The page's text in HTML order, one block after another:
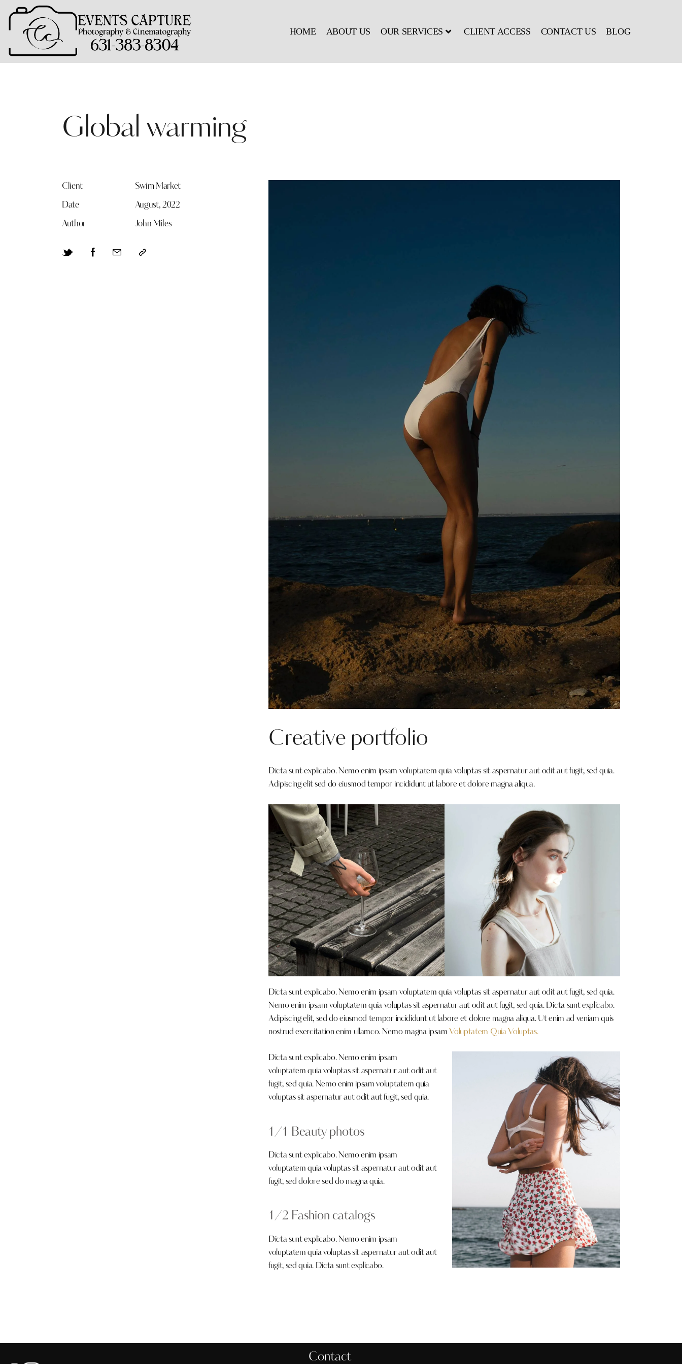
HOME ABOUT US OUR SERVICES CLIENT ACCESS CONTACT US BLOG
Global warming
Client Swim Market
Date August, 2022
Author John Miles
Creative portfolio
Dicta sunt explicabo. Nemo enim ipsam voluptatem quia voluptas sit aspernatur aut odit aut fugit, sed quia.
Adipiscing elit sed do eiusmod tempor incididunt ut labore et dolore magna aliqua.
Dicta sunt explicabo. Nemo enim ipsam voluptatem quia voluptas sit aspernatur aut odit aut fugit, sed quia.
Nemo enim ipsam voluptatem quia voluptas sit aspernatur aut odit aut fugit, sed quia. Dicta sunt explicabo.
Adipiscing elit, sed do eiusmod tempor incididunt ut labore et dolore magna aliqua. Ut enim ad veniam quis
nostrud exercitation enim ullamco. Nemo magna ipsam Voluptatem Quia Voluptas.
Dicta sunt explicabo. Nemo enim ipsam
voluptatem quia voluptas sit aspernatur aut odit aut
fugit, sed quia. Nemo enim ipsam voluptatem quia
voluptas sit aspernatur aut odit aut fugit, sed quia.
1/1 Beauty photos
Dicta sunt explicabo. Nemo enim ipsam
voluptatem quia voluptas sit aspernatur aut odit aut
fugit, sed dolore sed do magna quia.
1/2 Fashion catalogs
Dicta sunt explicabo. Nemo enim ipsam
voluptatem quia voluptas sit aspernatur aut odit aut
fugit, sed quia. Dicta sunt explicabo.
Contact